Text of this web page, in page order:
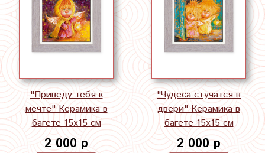
"Приведу тебя к
мечте" Керамика в
багете 15х15 см
2 000 р
"Чудеса стучатся в
двери" Керамика в
багете 15х15 см
2 000 р